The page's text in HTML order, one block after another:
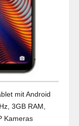
mit Android
3GB RAM,
Kameras